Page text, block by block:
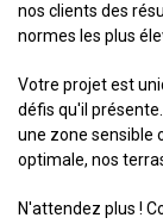
nos clients des
normes les plus
Votre projet est
défis qu'il
une zone sensible
optimale, nos
N'attendez plus !